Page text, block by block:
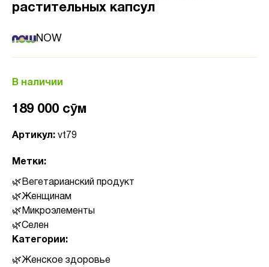
растительных капсул
NOW
В наличии
189 000 сӯм
Артикул: vt79
Метки:
Вегетарианский продукт
Женщинам
Микроэлементы
Селен
Категории:
Женское здоровье